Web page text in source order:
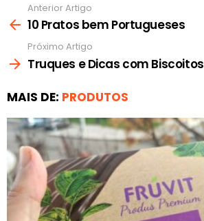
mais
Anterior Artigo
10 Pratos bem Portugueses
Próximo Artigo
Truques e Dicas com Biscoitos
MAIS DE: PRODUTOS